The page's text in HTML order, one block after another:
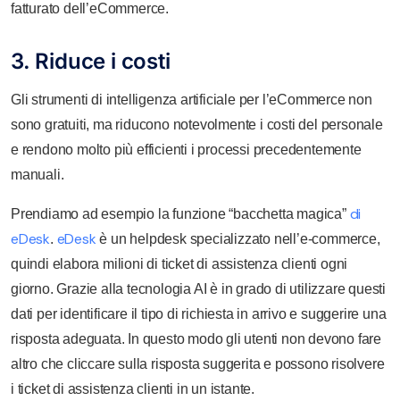
fatturato dell’eCommerce.
3. Riduce i costi
Gli strumenti di intelligenza artificiale per l’eCommerce non
sono gratuiti, ma riducono notevolmente i costi del personale
e rendono molto più efficienti i processi precedentemente
manuali.
Prendiamo ad esempio la funzione “bacchetta magica” di
eDesk. eDesk è un helpdesk specializzato nell’e-commerce,
quindi elabora milioni di ticket di assistenza clienti ogni
giorno. Grazie alla tecnologia AI è in grado di utilizzare questi
dati per identificare il tipo di richiesta in arrivo e suggerire una
risposta adeguata. In questo modo gli utenti non devono fare
altro che cliccare sulla risposta suggerita e possono risolvere
i ticket di assistenza clienti in un istante.